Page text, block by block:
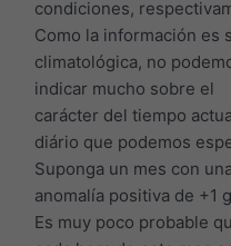
condiciones,
Como la información es
climatológica, no
indicar mucho sobre el
carácter del tiempo
diário que podemos
Suponga un mes con
anomalía positiva de +1
Es muy poco probable